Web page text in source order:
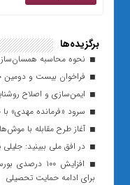
برگزیده‌ها
نحوه محاسبه
فراخوان بیست و دومین
ایمن‌سازی و اصلاح
سرود «فرمانده مهدی»
آغاز طرح مقابله با
در افق ملی ببینید: جلیلی
افزایش ۱۰۰
برای ادامه حمایت تحصیلی